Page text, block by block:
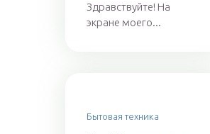
Здравствуйте! На
экране моего...
Бытовая техника